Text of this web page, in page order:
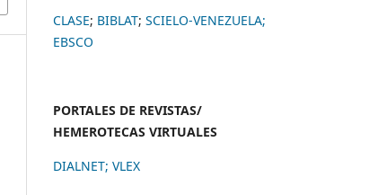
CLASE; BIBLAT; SCIELO-VENEZUELA;
EBSCO
PORTALES DE REVISTAS/
HEMEROTECAS VIRTUALES
DIALNET; VLEX